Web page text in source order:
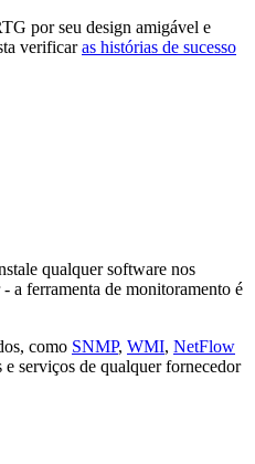
por seu design amigável e
verificaras histórias de sucesso
qualquer software nos
a ferramenta de monitoramento é
como SNMP, WMI, NetFlow
serviços de qualquer fornecedor